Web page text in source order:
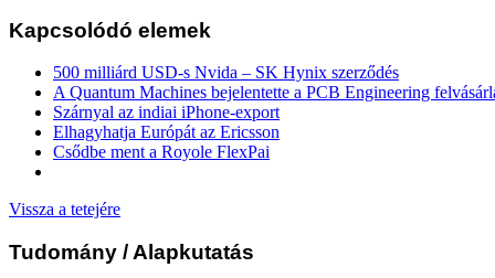
Kapcsolódó elemek
500 milliárd USD-s Nvida – SK Hynix szerződés
A Quantum Machines bejelentette a PCB Engineering
Szárnyal az indiai iPhone-export
Elhagyhatja Európát az Ericsson
Csődbe ment a Royole FlexPai
Vissza a tetejére
Tudomány / Alapkutatás